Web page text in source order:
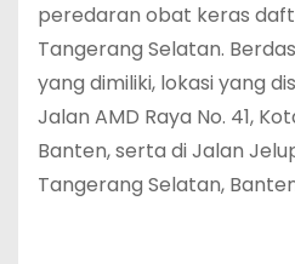
peredaran obat keras
Tangerang Selatan.
yang dimiliki, lokasi yang
Jalan AMD Raya No. 41,
Banten, serta di Jalan
Tangerang Selatan,